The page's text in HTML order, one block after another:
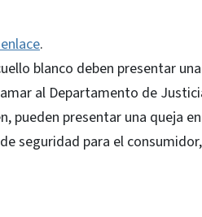
.
blanco deben presentar
al Departamento de
pueden presentar una queja
seguridad para el consumidor,